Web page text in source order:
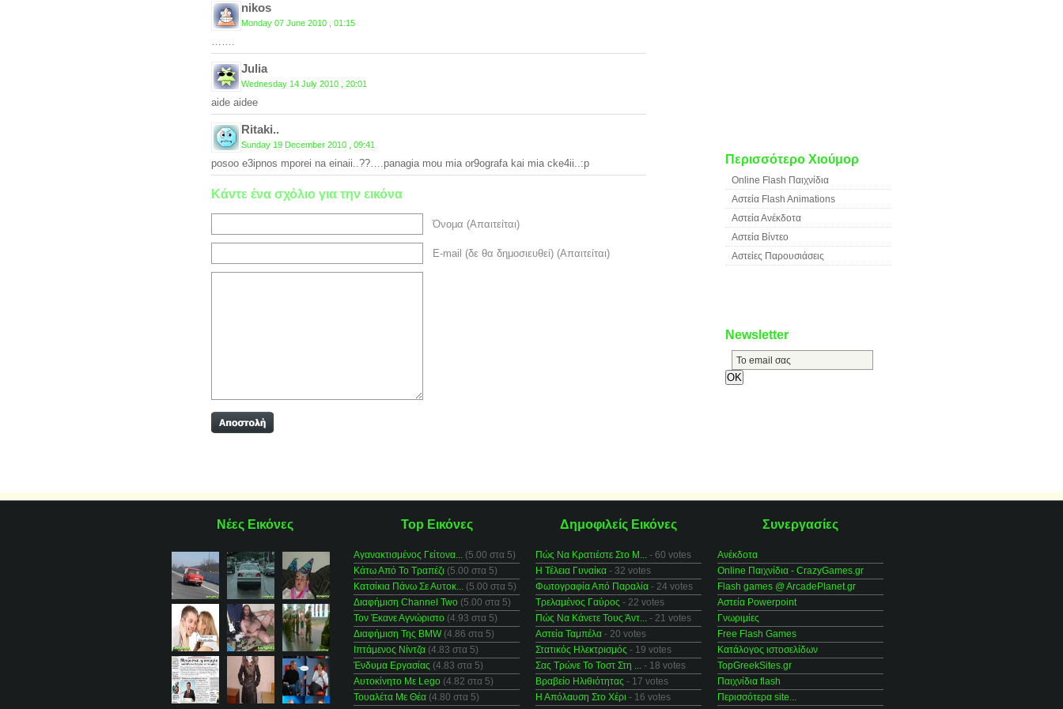
nikos
Monday 07 June 2010 , 01:15
…….
Julia
Wednesday 14 July 2010 , 20:01
aide aidee
Ritaki..
Sunday 19 December 2010 , 09:41
posoo e3ipnos mporei na einaii..??….panagia mou mia or9ografa kai mia cke4ii..:p
Κάντε ένα σχόλιο για την εικόνα
Όνομα (Απαιτείται)
E-mail (δε θα δημοσιευθεί) (Απαιτείται)
Περισσότερο Χιούμορ
Online Flash Παιχνίδια
Αστεία Flash Animations
Αστεία Ανέκδοτα
Αστεία Βίντεο
Αστείες Παρουσιάσεις
Newsletter
Νέες Εικόνες Top Εικόνες
Αγανακτισμένος Γείτονα... (5.00 στα 5)
Κάτω Από Το Τραπέζι (5.00 στα 5)
Κατσίκια Πάνω Σε Αυτοκ... (5.00 στα 5)
Διαφήμιση Channel Two (5.00 στα 5)
Τον Έκανε Αγνώριστο (4.93 στα 5)
Διαφήμιση Της BMW(4.86 στα 5)
Ιπτάμενος Νίντζα (4.83 στα 5)
Ένδυμα Εργασίας (4.83 στα 5)
Αυτοκίνητο Με Lego (4.82 στα 5)
Τουαλέτα Με Θέα (4.80 στα 5)
Δημοφιλείς Εικόνες
Πώς Να Κρατιέστε Στο Μ... - 60 votes
Η Τέλεια Γυναίκα - 32 votes
Φωτογραφία Από Παραλία - 24 votes
Τρελαμένος Γαύρος - 22 votes
Πώς Να Κάνετε Τους Άντ... - 21 votes
Αστεία Ταμπέλα - 20 votes
Στατικός Ηλεκτρισμός - 19 votes
Σας Τρώνε Το Τοστ Στη ... - 18 votes
Βραβείο Ηλιθιότητας - 17 votes
Η Απόλαυση Στο Χέρι - 16 votes
Συνεργασίες
Ανέκδοτα
Online Παιχνίδια - CrazyGames.gr
Flash games @ ArcadePlanet.gr
Αστεία Powerpoint
Γνωριμίες
Free Flash Games
Κατάλογος ιστοσελίδων
TopGreekSites.gr
Παιχνίδια flash
Περισσότερα site...